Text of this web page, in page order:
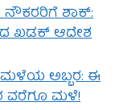
ನೌಕರರಿಗೆ ಶಾಕ್:
ಖಡಕ್ ಆದೇಶ
ಮಳೆಯ ಅಬ್ಬರ: ಈ
ವರೆಗೂ ಮಳೆ!